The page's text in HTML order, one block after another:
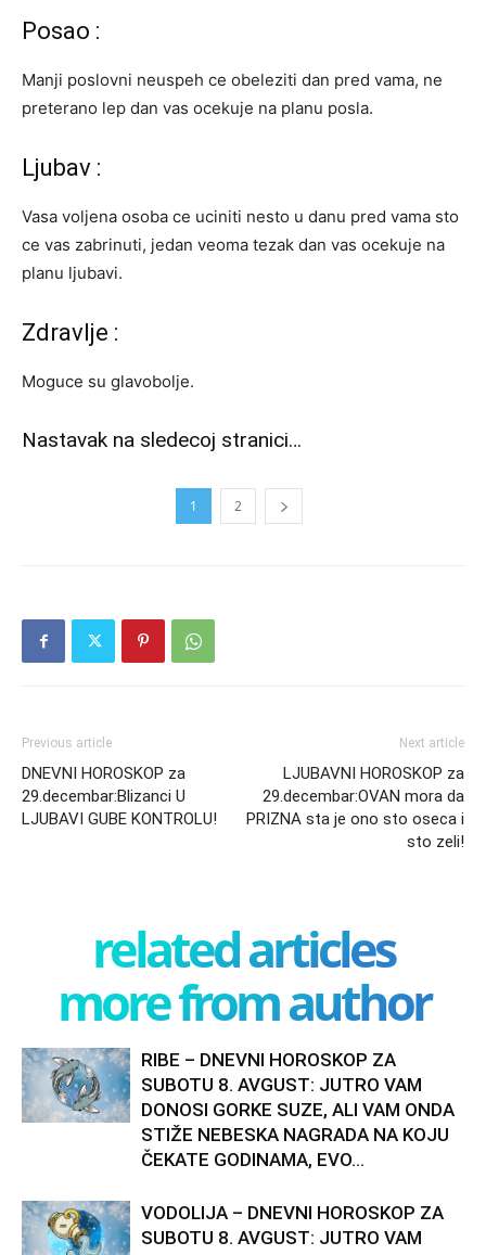
Posao :
Manji poslovni neuspeh ce obeleziti dan pred vama, ne
preterano lep dan vas ocekuje na planu posla.
Ljubav :
Vasa voljena osoba ce uciniti nesto u danu pred vama sto
ce vas zabrinuti, jedan veoma tezak dan vas ocekuje na
planu ljubavi.
Zdravlje :
Moguce su glavobolje.
Nastavak na sledecoj stranici…
1 2
Previous article
DNEVNI HOROSKOP za
29.decembar:Blizanci U
LJUBAVI GUBE KONTROLU!
Next article
LJUBAVNI HOROSKOP za
29.decembar:OVAN mora da
PRIZNA sta je ono sto oseca i
sto zeli!
related articles
more from author
RIBE – DNEVNI HOROSKOP ZA
SUBOTU 8. AVGUST: JUTRO VAM
DONOSI GORKE SUZE, ALI VAM ONDA
STIŽE NEBESKA NAGRADA NA KOJU
ČEKATE GODINAMA, EVO...
VODOLIJA – DNEVNI HOROSKOP ZA
SUBOTU 8. AVGUST: JUTRO VAM